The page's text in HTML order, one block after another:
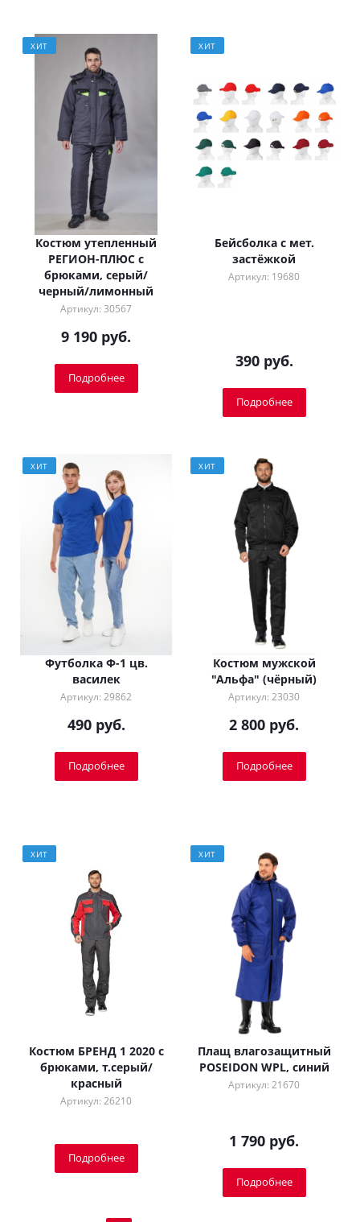
ХИТ
Костюм утепленный
РЕГИОН-ПЛЮС с
брюками, серый/
черный/лимонный
Артикул: 30567
9 190 руб.
Подробнее
ХИТ
Бейсболка с мет.
застёжкой
Артикул: 19680
390 руб.
Подробнее
ХИТ
Футболка Ф-1 цв.
василек
Артикул: 29862
490 руб.
Подробнее
ХИТ
Костюм мужской
"Альфа" (чёрный)
Артикул: 23030
2 800 руб.
Подробнее
ХИТ
Костюм БРЕНД 1 2020 с
брюками, т.серый/
красный
Артикул: 26210
Подробнее
ХИТ
Плащ влагозащитный
POSEIDON WPL, синий
Артикул: 21670
1 790 руб.
Подробнее